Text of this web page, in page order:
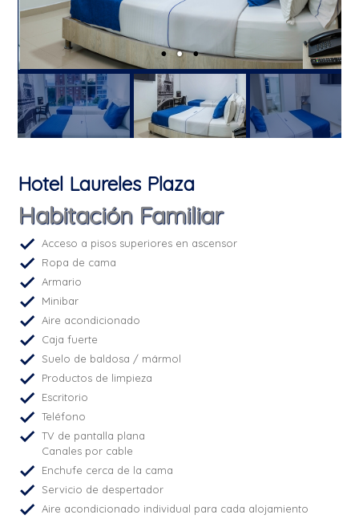
Hotel Laureles Plaza
Habitación Familiar
Acceso a pisos superiores en ascensor
Ropa de cama
Armario
Minibar
Aire acondicionado
Caja fuerte
Suelo de baldosa / mármol
Productos de limpieza
Escritorio
Teléfono
TV de pantalla plana
Canales por cable
Enchufe cerca de la cama
Servicio de despertador
Aire acondicionado individual para cada alojamiento